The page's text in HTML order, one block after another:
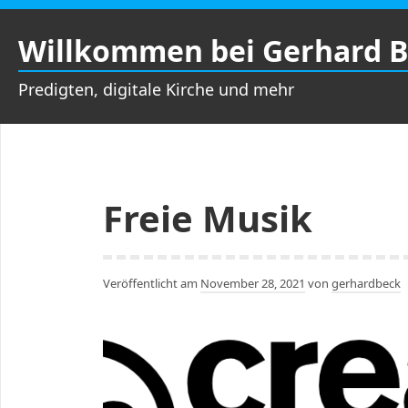
Zum
Inhalt
springen
Willkommen bei Gerhard
Predigten, digitale Kirche und mehr
Freie Musik
Veröffentlicht am November 28, 2021 von gerhardbeck